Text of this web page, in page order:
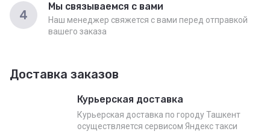
4
Мы связываемся с вами
Наш менеджер свяжется с вами перед отправкой
вашего заказа
Доставка заказов
Курьерская доставка
Курьерская доставка по городу Ташкент
осуществляется сервисом Яндекс такси